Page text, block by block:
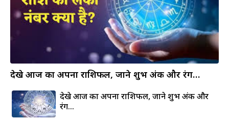
देखे आज का अपना राशिफल, जाने शुभ अंक और रंग…
देखे आज का अपना राशिफल, जाने शुभ अंक और
रंग…